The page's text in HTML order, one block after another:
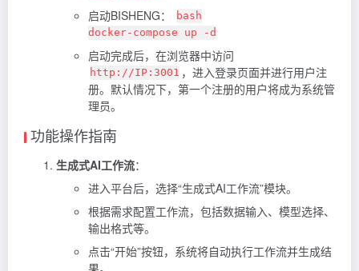
启动BISHENG：
bash
docker-compose up -d
启动完成后，在浏览器中访问
http://IP:3001 ，进入登录页面并进行用户注
册。默认情况下，第一个注册的用户将成为系统管
理员。
功能操作指南
生成式AI工作流：
进入平台后，选择“生成式AI工作流”模块。
根据需求配置工作流，包括数据输入、模型选择、
输出格式等。
点击“开始”按钮，系统将自动执行工作流并生成结